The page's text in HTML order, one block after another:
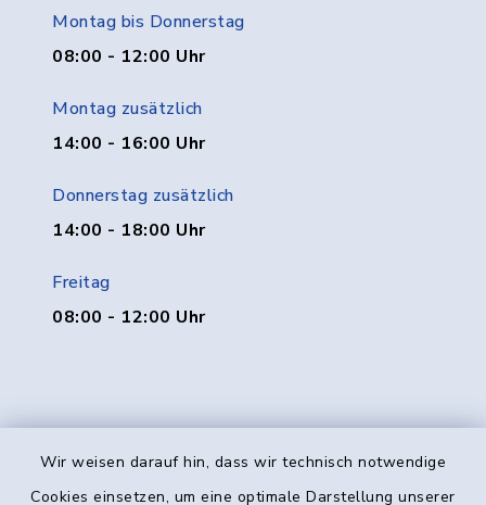
Wir weisen darauf hin, dass wir technisch notwendige
Cookies einsetzen, um eine optimale Darstellung unserer
Montag bis Donnerstag
08:00 - 12:00 Uhr
Montag zusätzlich
14:00 - 16:00 Uhr
Donnerstag zusätzlich
14:00 - 18:00 Uhr
Freitag
08:00 - 12:00 Uhr
Kontakt